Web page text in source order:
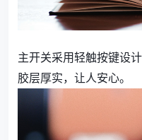
主开关采用轻触按键设
胶层厚实，让人安心。